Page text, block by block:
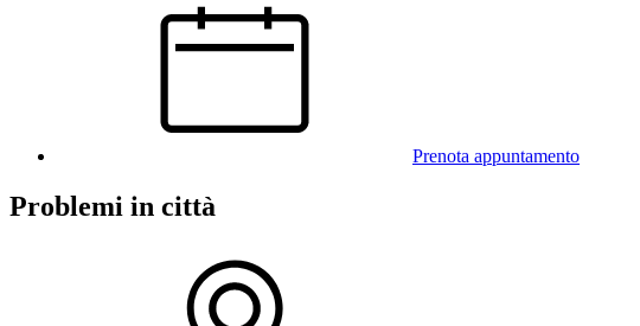
Prenota appuntamento
Problemi in città